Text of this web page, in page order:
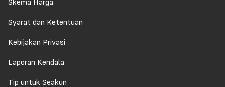
Skema Harga
Syarat dan Ketentuan
Kebijakan Privasi
Laporan Kendala
Tip untuk Seakun